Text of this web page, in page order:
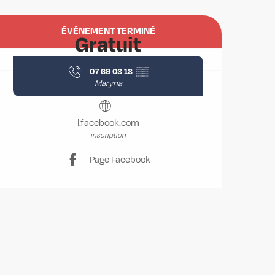
et coordonnées
ÉVÉNEMENT TERMINÉ
Gratuit
07 69 03 18 ▒▒
Maryna
l.facebook.com
inscription
Page Facebook